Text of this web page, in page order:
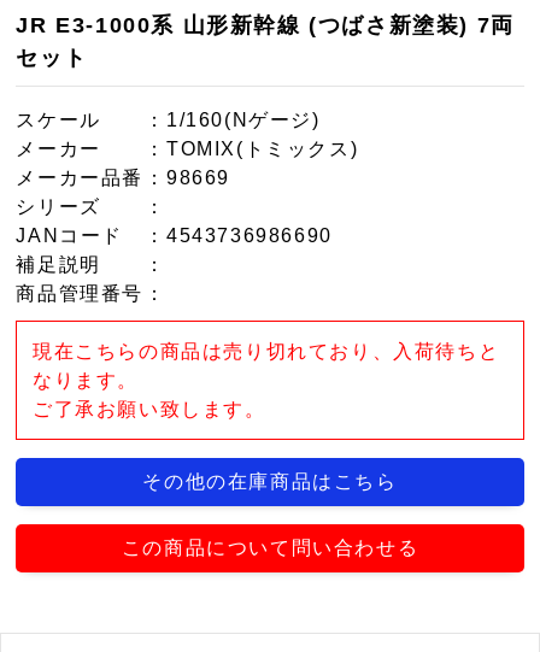
JR E3-1000系 山形新幹線 (つばさ新塗装) 7両
セット
スケール
：1/160(Nゲージ)
メーカー
：TOMIX(トミックス)
メーカー品番
：98669
シリーズ
：
JANコード
：4543736986690
補足説明
：
商品管理番号 ：
現在こちらの商品は売り切れており、入荷待ちと
なります。
ご了承お願い致します。
その他の在庫商品はこちら
この商品について問い合わせる